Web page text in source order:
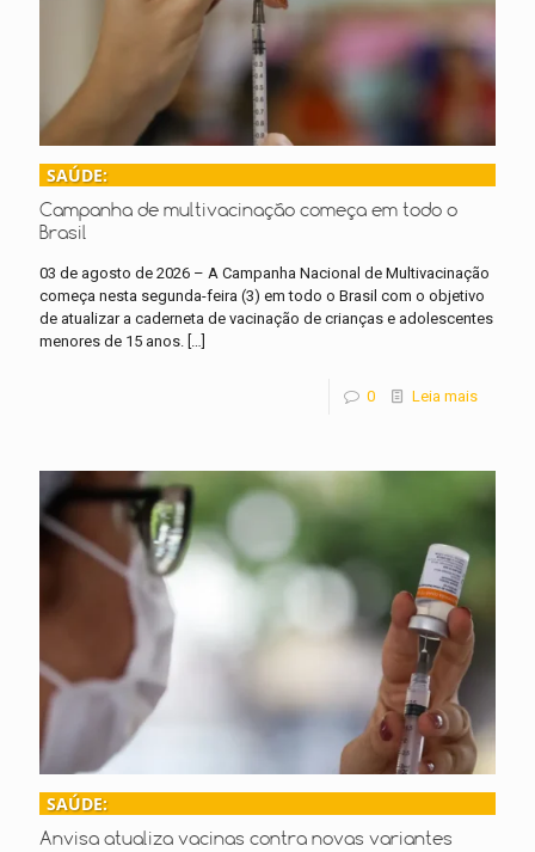
SAÚDE:
Campanha de multivacinação começa em todo o
Brasil
03 de agosto de 2026 – A Campanha Nacional de Multivacinação
começa nesta segunda-feira (3) em todo o Brasil com o objetivo
de atualizar a caderneta de vacinação de crianças e adolescentes
menores de 15 anos. […]
0 Leia mais
SAÚDE:
Anvisa atualiza vacinas contra novas variantes